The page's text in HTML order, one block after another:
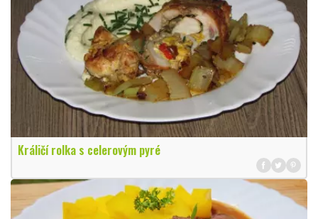
Králičí rolka s celerovým pyré